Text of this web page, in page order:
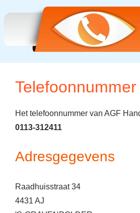
Telefoonnummer
Het telefoonnummer van AGF
0113-312411
Adresgegevens
Raadhuisstraat 34
4431 AJ